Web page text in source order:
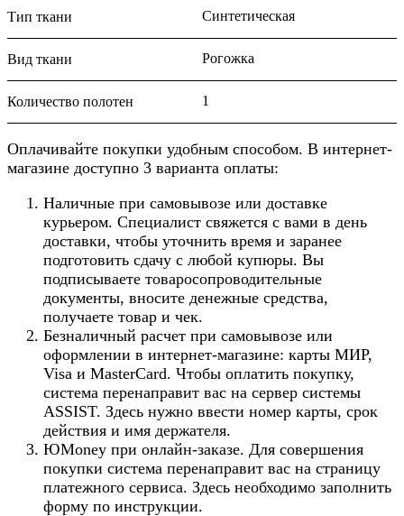
Тип ткани Синтетическая
Вид ткани Рогожка
Количество полотен 1
Оплачивайте покупки удобным способом. В интернет-
магазине доступно 3 варианта оплаты:
Наличные при самовывозе или доставке
курьером. Специалист свяжется с вами в день
доставки, чтобы уточнить время и заранее
подготовить сдачу с любой купюры. Вы
подписываете товаросопроводительные
документы, вносите денежные средства,
получаете товар и чек.
Безналичный расчет при самовывозе или
оформлении в интернет-магазине: карты МИР,
Visa и MasterCard. Чтобы оплатить покупку,
система перенаправит вас на сервер системы
ASSIST. Здесь нужно ввести номер карты, срок
действия и имя держателя.
ЮMoney при онлайн-заказе. Для совершения
покупки система перенаправит вас на страницу
платежного сервиса. Здесь необходимо заполнить
форму по инструкции.